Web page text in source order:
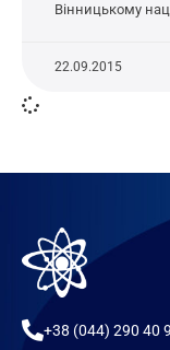
Вінницькому
22.09.2015
+38 (044) 290 40